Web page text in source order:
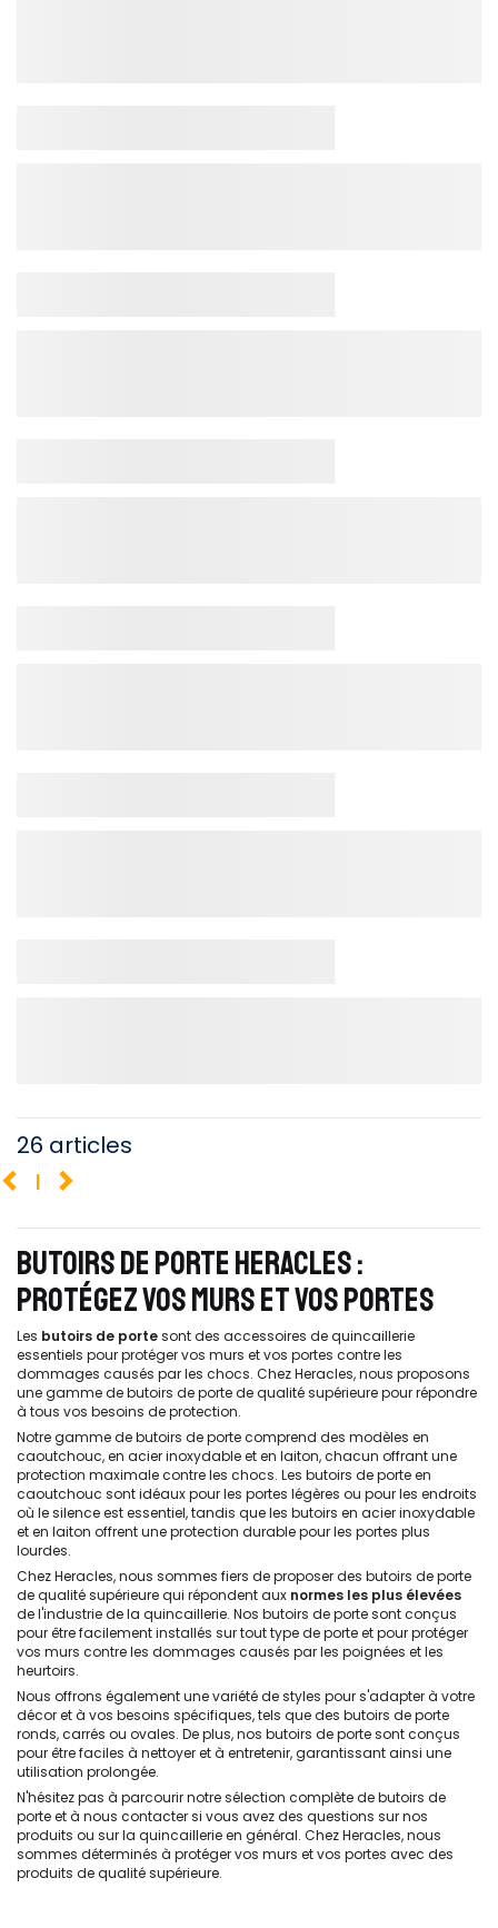
26 articles
1
BUTOIRS DE PORTE HERACLES :
PROTÉGEZ VOS MURS ET VOS PORTES
Les butoirs de portesont des accessoires de quincaillerie
essentiels pour protéger vos murs et vos portes contre les
dommages causés par les chocs. Chez Heracles, nous proposons
une gamme de butoirs de porte de qualité supérieure pour répondre
à tous vos besoins de protection.
Notre gamme de butoirs de porte comprend des modèles en
caoutchouc, en acier inoxydable et en laiton, chacun offrant une
protection maximale contre les chocs. Les butoirs de porte en
caoutchouc sont idéaux pour les portes légères ou pour les endroits
où le silence est essentiel, tandis que les butoirs en acier inoxydable
et en laiton offrent une protection durable pour les portes plus
lourdes.
Chez Heracles, nous sommes fiers de proposer des butoirs de porte
de qualité supérieure qui répondent aux normes les plus élevées
de l'industrie de la quincaillerie. Nos butoirs de porte sont conçus
pour être facilement installés sur tout type de porte et pour protéger
vos murs contre les dommages causés par les poignées et les
heurtoirs.
Nous offrons également une variété de styles pour s'adapter à votre
décor et à vos besoins spécifiques, tels que des butoirs de porte
ronds, carrés ou ovales. De plus, nos butoirs de porte sont conçus
pour être faciles à nettoyer et à entretenir, garantissant ainsi une
utilisation prolongée.
N'hésitez pas à parcourir notre sélection complète de butoirs de
porte et à nous contacter si vous avez des questions sur nos
produits ou sur la quincaillerie en général. Chez Heracles, nous
sommes déterminés à protéger vos murs et vos portes avec des
produits de qualité supérieure.